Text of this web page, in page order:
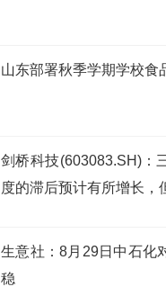
山东部署秋季学期学校食
剑桥科技(603083.SH)：
度的滞后预计有所增长，
生意社：8月29日中石化
稳